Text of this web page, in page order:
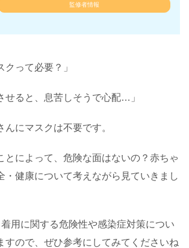
監修者情報
クって必要？」
せると、息苦しそうで心配…」
にマスクは不要です。
とによって、危険な面はないの？赤ちゃ
・健康について考えながら見ていきまし
用に関する危険性や感染症対策につい
すので、ぜひ参考にしてみてくださいね